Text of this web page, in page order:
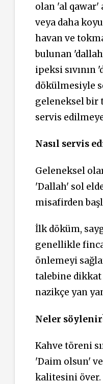
olan 'al qawar'
veya daha
havan ve
bulunan
ipeksi sıvının
dökülmesiyle
geleneksel bir
servis
Nasıl servis
Geleneksel
'Dallah' sol
misafirden
İlk döküm,
genellikle
önlemeyi
talebine dikkat
nazikçe yan
Neler
Kahve töreni
'Daim olsun'
kalitesini över.